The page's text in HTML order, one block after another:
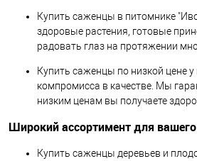
Купить саженцы в питомнике
здоровые растения, готовые
радовать глаз на протяжении
Купить саженцы по низкой цене у
компромисса в качестве. Мы
низким ценам вы получаете
Широкий ассортимент для
Купить саженцы деревьев и